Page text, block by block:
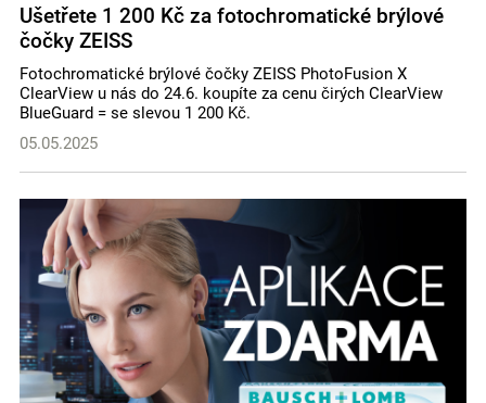
Ušetřete 1 200 Kč za fotochromatické brýlové
čočky ZEISS
Fotochromatické brýlové čočky ZEISS PhotoFusion X
ClearView u nás do 24.6. koupíte za cenu čirých ClearView
BlueGuard = se slevou 1 200 Kč.
05.05.2025